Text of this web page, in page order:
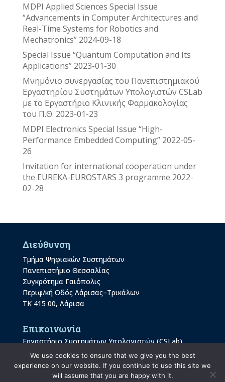
MDPI Applied Sciences Special Issue
“Advancements in Computer Architectures and
Real-Time Systems for Robotics and
Mechatronics” 2024-09-18
Special Issue “Quantum Computation and Its
Applications” 2023-01-30
Μνημόνιο συνεργασίας του Πανεπιστημιακού
Εργαστηρίου Συστημάτων Υπολογιστών CSLab
με το Εργαστήριο Κλινικής Φαρμακολογίας
του Π.Θ. 2023-01-23
MDPI Electronics Special Issue “High-
Performance Embedded Computing” 2022-05-
26
Invitation for international cooperation under
the EUREKA-EUROSTARS 3 programme 2022-
02-28
Διεύθυνση
Τμήμα Ψηφιακών Συστημάτων
Πανεπιστήμιο Θεσσαλίας
Συγκρότημα Γαιόπολις
Περιφ/κή Οδός Λάρισας–Τρικάλων
ΤΚ 415 00, Λάρισα
Επικοινωνία
Εργαστήριο Συστημάτων Υπολογιστών (CSLab)
Tel.: +30 2410 684596
e-mail : gadam-at-uth.gr
We use cookies to ensure that we give you the best
experience on our website. If you continue to use this site we
will assume that you are happy with it.